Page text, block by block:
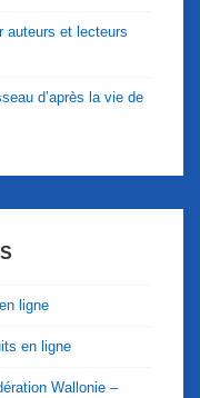
auteurs et lecteurs
d’après la vie de
ligne
en ligne
Wallonie –